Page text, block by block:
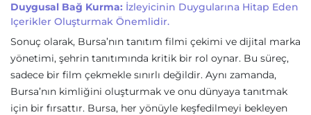
Duygusal Bağ Kurma: İzleyicinin Duygularına Hitap Eden
Içerikler Oluşturmak Önemlidir.
Sonuç olarak, Bursa’nın tanıtım filmi çekimi ve dijital marka
yönetimi, şehrin tanıtımında kritik bir rol oynar. Bu süreç,
sadece bir film çekmekle sınırlı değildir. Aynı zamanda,
Bursa’nın kimliğini oluşturmak ve onu dünyaya tanıtmak
için bir fırsattır. Bursa, her yönüyle keşfedilmeyi bekleyen